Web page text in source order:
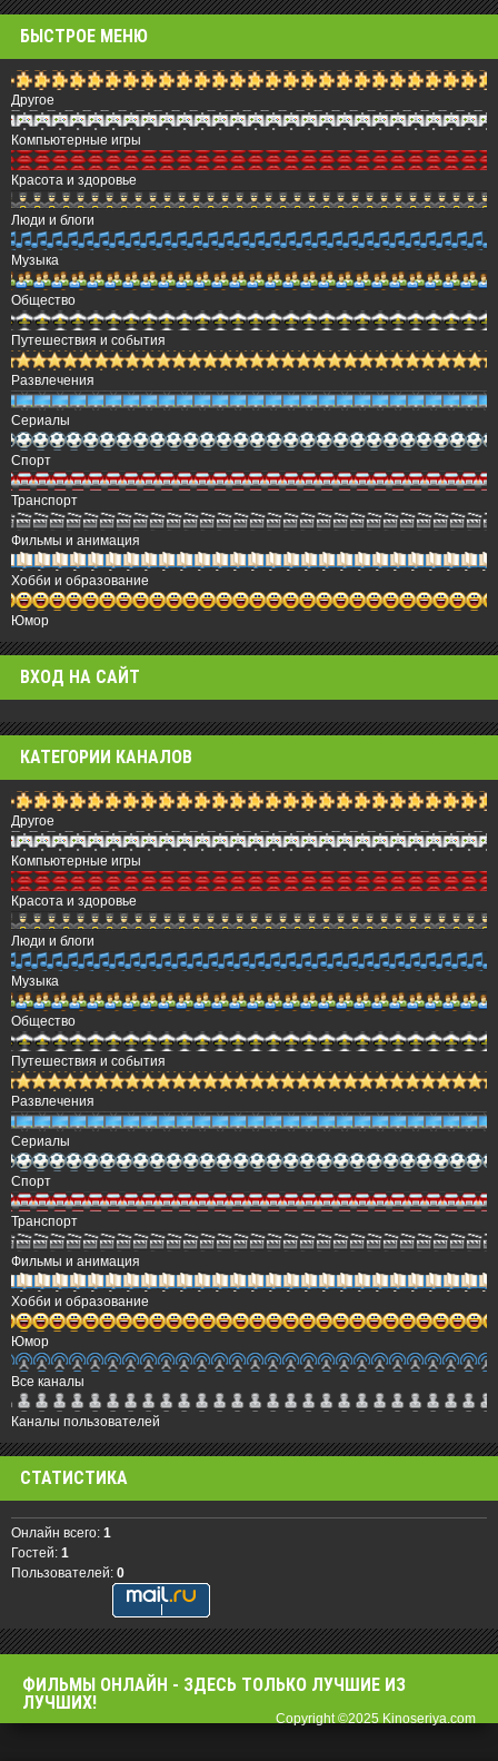
БЫСТРОЕ МЕНЮ
Другое
Компьютерные игры
Красота и здоровье
Люди и блоги
Музыка
Общество
Путешествия и события
Развлечения
Сериалы
Спорт
Транспорт
Фильмы и анимация
Хобби и образование
Юмор
ВХОД НА САЙТ
КАТЕГОРИИ КАНАЛОВ
Другое
Компьютерные игры
Красота и здоровье
Люди и блоги
Музыка
Общество
Путешествия и события
Развлечения
Сериалы
Спорт
Транспорт
Фильмы и анимация
Хобби и образование
Юмор
Все каналы
Каналы пользователей
СТАТИСТИКА
Онлайн всего: 1
Гостей: 1
Пользователей: 0
ФИЛЬМЫ OНЛАЙН - ЗДЕСЬ ТОЛЬКО ЛУЧШИЕ ИЗ
ЛУЧШИХ!
Copyright ©2025 Kinoseriya.com